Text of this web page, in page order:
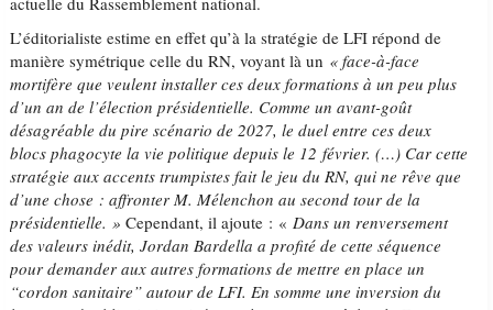
L’éditorialiste estime en effet qu’à la stratégie de LFI répond de
manière symétrique celle du RN, voyant là un « face-à-face
mortifère que veulent installer ces deux formations à un peu plus
d’un an de l’élection présidentielle. Comme un avant-goût
désagréable du pire scénario de 2027, le duel entre ces deux
blocs phagocyte la vie politique depuis le 12 février. (…) Car cette
stratégie aux accents trumpistes fait le jeu du RN, qui ne rêve que
d’une chose : affronter M. Mélenchon au second tour de la
présidentielle. »Cependant, il ajoute : «Dans un renversement
des valeurs inédit, Jordan Bardella a profité de cette séquence
pour demander aux autres formations de mettre en place un
“cordon sanitaire” autour de LFI. En somme une inversion du